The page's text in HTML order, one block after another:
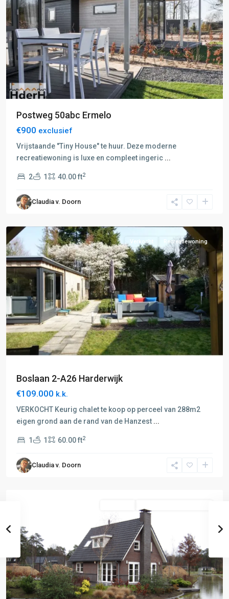
Postweg 50abc Ermelo
€900 exclusief
Vrijstaande "Tiny House" te huur. Deze moderne
recreatiewoning is luxe en compleet ingeric ...
2 1 40.00 ft2
Claudia v. Doorn
Harderwijk-
Ermelo-
Elspeet,
Verkocht Recreatiewoning
Boslaan 2-A26 Harderwijk
€109.000 k.k.
VERKOCHT Keurig chalet te koop op perceel van 288m2
eigen grond aan de rand van de Hanzest ...
1 1 60.00 ft2
Claudia v. Doorn
L:
Zwolle-
Meppel,